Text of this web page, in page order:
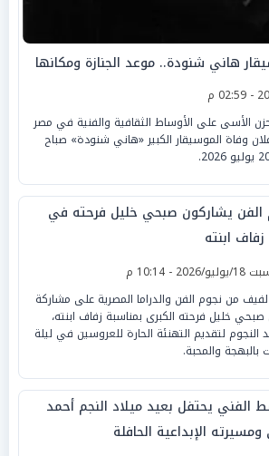
هاني شنودة.. موعد الجنازة ومكانها
الأسى على الأوساط الثقافية والفنية في مصر
وفاة الموسيقار الكبير «هاني شنودة» صباح
الفن يشاركون صبحي خليل فرحته في
ابنته
2026 - 10:14 م
من نجوم الفن والدراما المصرية على مشاركة
صبحي خليل فرحته الكبرى بمناسبة زفاف ابنته،
النجوم لتقديم التهنئة الحارة للعروسين في ليلة
بالبهجة والمحبة.
الفني يحتفل بعيد ميلاد النجم أحمد
الإبداعية الحافلة